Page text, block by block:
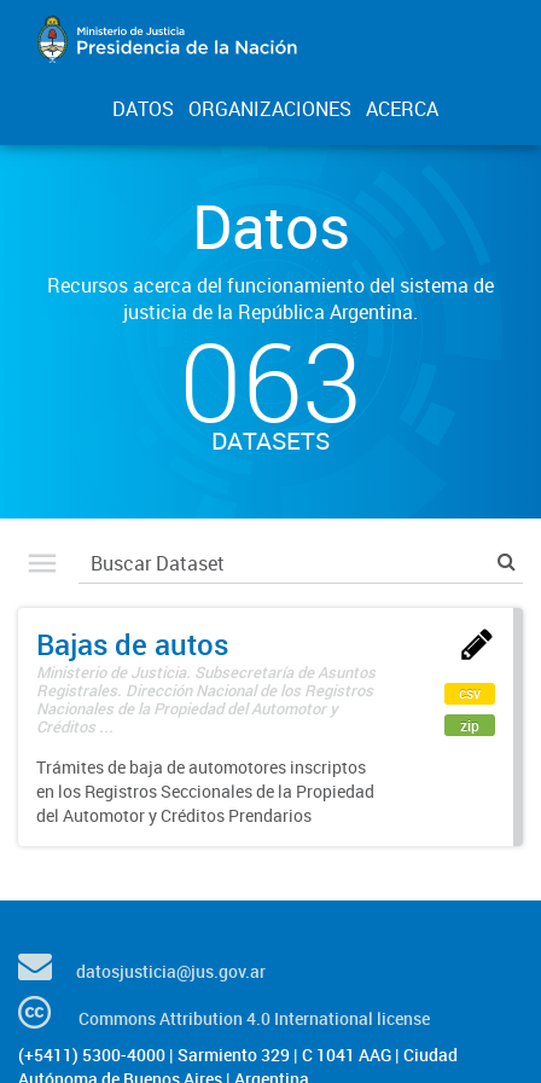
DATOS ORGANIZACIONES ACERCA
Datos
Recursos acerca del funcionamiento del sistema de
justicia de la República Argentina.
063
DATASETS
Bajas de autos
Ministerio de Justicia. Subsecretaría de Asuntos
Registrales. Dirección Nacional de los Registros
Nacionales de la Propiedad del Automotor y
Créditos ...
Trámites de baja de automotores inscriptos
en los Registros Seccionales de la Propiedad
del Automotor y Créditos Prendarios
csv
zip
datosjusticia@jus.gov.ar
Commons Attribution 4.0 International license
(+5411) 5300-4000 | Sarmiento 329 | C 1041 AAG | Ciudad